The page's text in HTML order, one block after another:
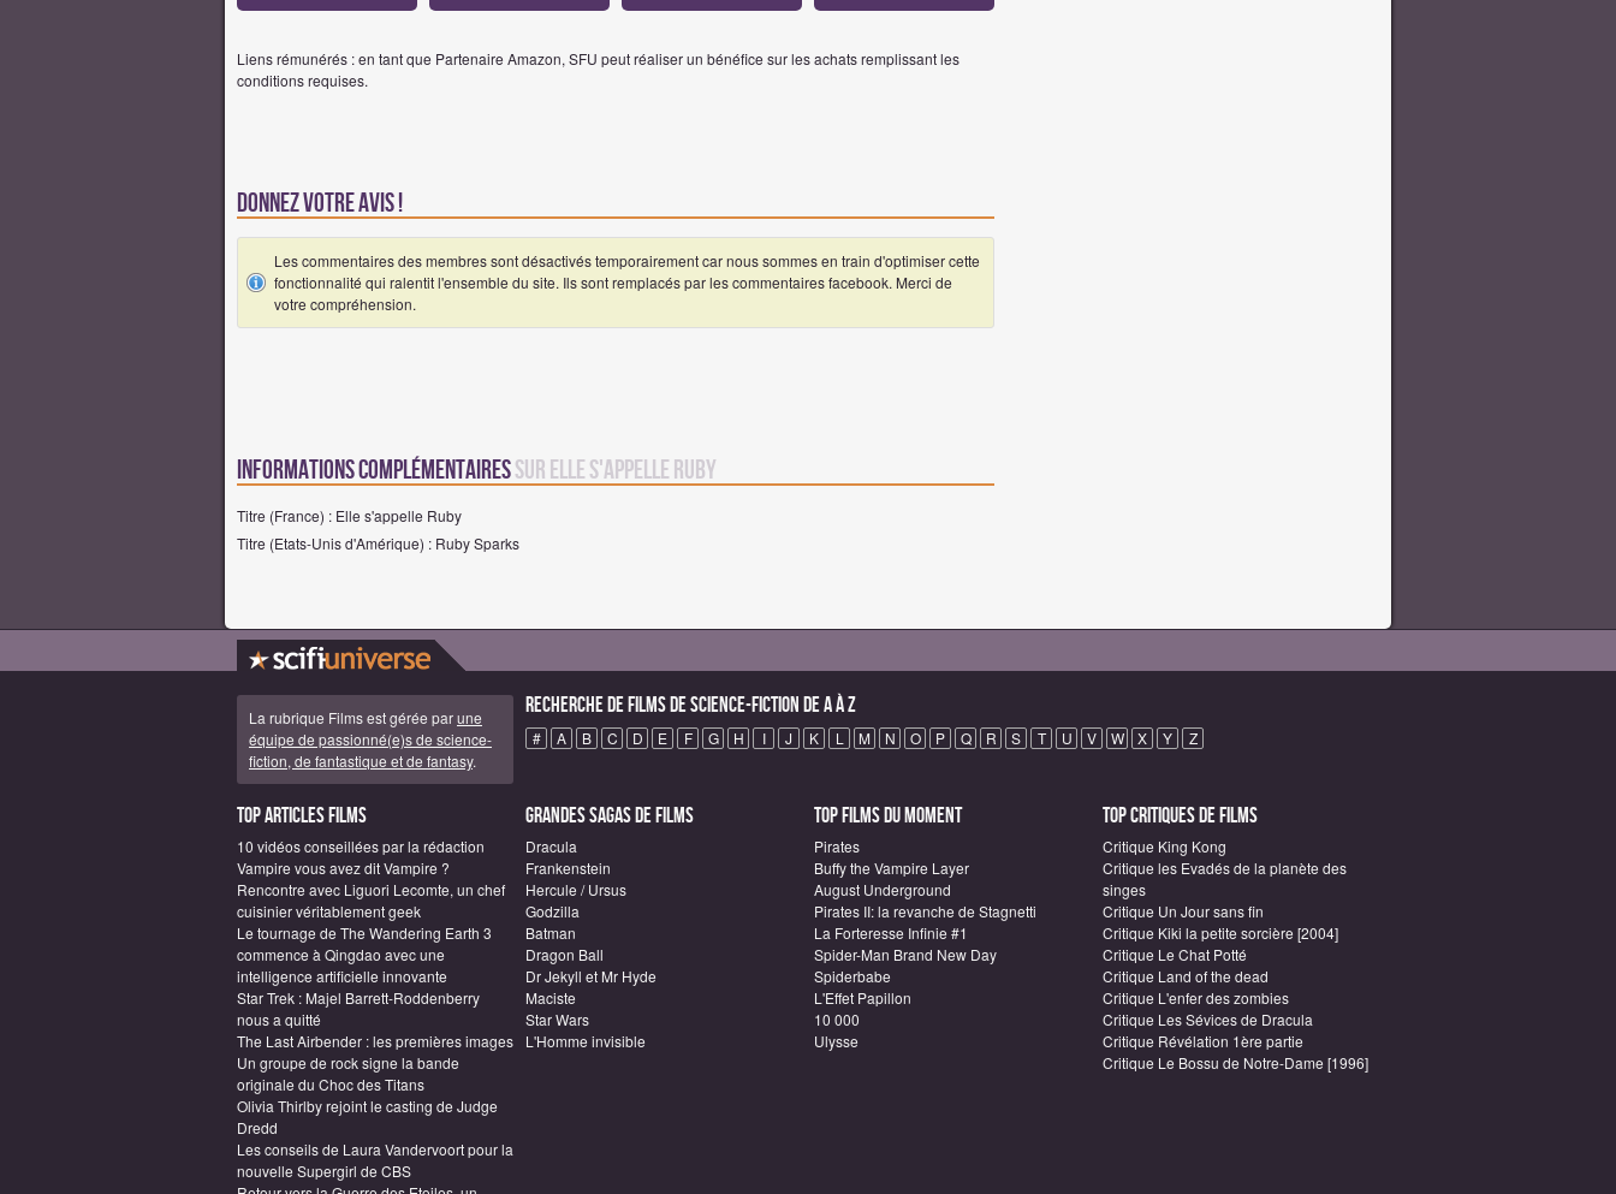
Liens rémunérés : en tant que Partenaire Amazon, SFU peut réaliser un bénéfice sur les achats remplissant les
conditions requises.
Donnez votre avis !
Les commentaires des membres sont désactivés temporairement car nous sommes en train d'optimiser cette
fonctionnalité qui ralentit l'ensemble du site. Ils sont remplacés par les commentaires facebook. Merci de
votre compréhension.
Informations complémentairessur Elle s'appelle Ruby
Titre (France) : Elle s'appelle Ruby
Titre (Etats-Unis d'Amérique) : Ruby Sparks
La rubrique Films est gérée parune
équipe de passionné(e)s de science-
fiction, de fantastique et de fantasy.
Recherche de Films de science-fiction de A à Z
# A B C D E F G H I J K L M N O P Q R S T U V W X Y Z
Top articles Films
10 vidéos conseillées par la rédaction
Vampire vous avez dit Vampire ?
Rencontre avec Liguori Lecomte, un chef
cuisinier véritablement geek
Le tournage de The Wandering Earth 3
commence à Qingdao avec une
intelligence artificielle innovante
Star Trek : Majel Barrett-Roddenberry
nous a quitté
The Last Airbender : les premières images
Un groupe de rock signe la bande
originale du Choc des Titans
Olivia Thirlby rejoint le casting de Judge
Dredd
Les conseils de Laura Vandervoort pour la
nouvelle Supergirl de CBS
Grandes sagas de Films
Dracula
Frankenstein
Hercule / Ursus
Godzilla
Batman
Dragon Ball
Dr Jekyll et Mr Hyde
Maciste
Star Wars
L'Homme invisible
Top Films du moment
Pirates
Buffy the Vampire Layer
August Underground
Pirates II: la revanche de Stagnetti
La Forteresse Infinie #1
Spider-Man Brand New Day
Spiderbabe
L'Effet Papillon
10 000
Ulysse
Top critiques de Films
Critique King Kong
Critique les Evadés de la planète des
singes
Critique Un Jour sans fin
Critique Kiki la petite sorcière [2004]
Critique Le Chat Potté
Critique Land of the dead
Critique L'enfer des zombies
Critique Les Sévices de Dracula
Critique Révélation 1ère partie
Critique Le Bossu de Notre-Dame [1996]